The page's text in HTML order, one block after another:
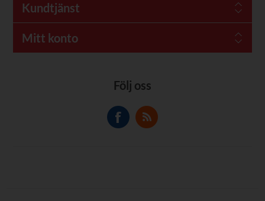
Kundtjänst
Mitt konto
Följ oss